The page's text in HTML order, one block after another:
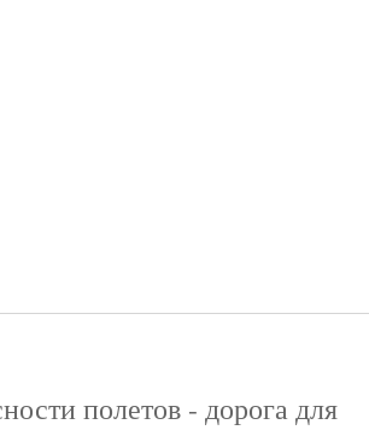
полетов - дорога для